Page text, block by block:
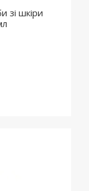
зі шкіри